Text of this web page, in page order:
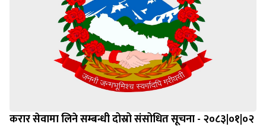
करार सेवामा लिने सम्बन्धी दोस्रो संसोधित सूचना - २०८३|०१|०२